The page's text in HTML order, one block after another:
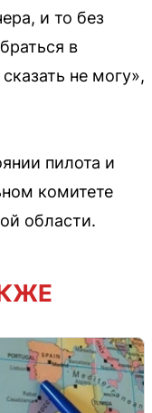
и то без
в
не могу»,
пилота и
комитете
области.